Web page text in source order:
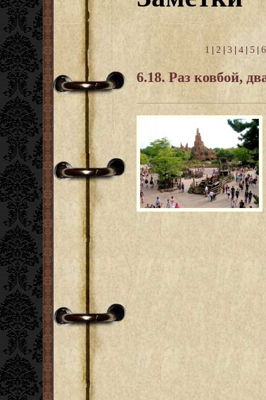
Гостевая
Откровение
Анекдоты
Передоз
Страшилки
Суперы от и
1 | 2 | 3 | 4 | 5 |6
6.18. Раз ковбой,